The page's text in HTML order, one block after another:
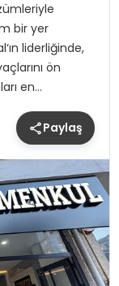
bir yer
liderliğinde,
ön
en…
Paylaş